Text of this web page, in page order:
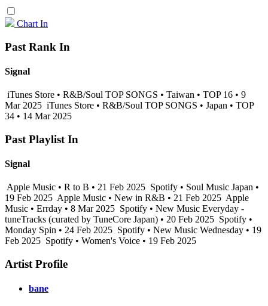
Chart In
Past Rank In
Signal
iTunes Store • R&B/Soul TOP SONGS • Taiwan • TOP 16 • 9
Mar 2025 iTunes Store • R&B/Soul TOP SONGS • Japan • TOP
34 • 14 Mar 2025
Past Playlist In
Signal
Apple Music • R to B • 21 Feb 2025 Spotify • Soul Music Japan •
19 Feb 2025 Apple Music • New in R&B • 21 Feb 2025 Apple
Music • Errday • 8 Mar 2025 Spotify • New Music Everyday -
tuneTracks (curated by TuneCore Japan) • 20 Feb 2025 Spotify •
Monday Spin • 24 Feb 2025 Spotify • New Music Wednesday • 19
Feb 2025 Spotify • Women's Voice • 19 Feb 2025
Artist Profile
bane